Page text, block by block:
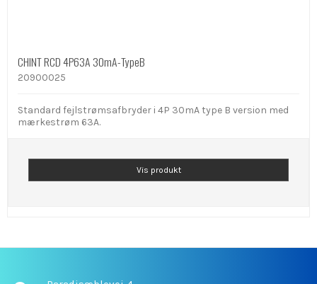
CHINT RCD 4P63A 30mA-TypeB
20900025
Standard fejlstrømsafbryder i 4P 30mA type B version med
mærkestrøm 63A.
Vis produkt